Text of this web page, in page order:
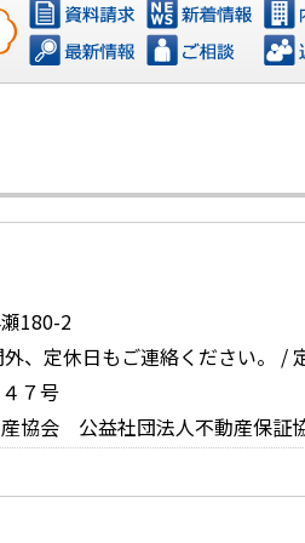
180-2
定休日もご連絡ください。 /
７号
協会 公益社団法人不動産保証